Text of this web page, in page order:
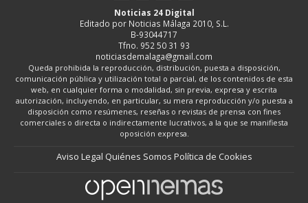
Noticias 24 Digital
Editado por Noticias Málaga 2010, S.L.
B-93044717
Tfno. 952 50 31 93
noticiasdemalaga@gmail.com
Queda prohibida la reproducción, distribución, puesta a disposición,
comunicación pública y utilización total o parcial, de los contenidos de esta
web, en cualquier forma o modalidad, sin previa, expresa y escrita
autorización, incluyendo, en particular, su mera reproducción y/o puesta a
disposición como resúmenes, reseñas o revistas de prensa con fines
comerciales o directa o indirectamente lucrativos, a la que se manifiesta
oposición expresa.
Aviso Legal Quiénes Somos Política de Cookies